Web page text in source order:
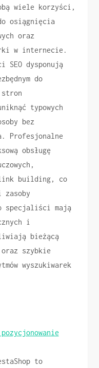
wiele korzyści,
osiągnięcia
oraz
w internecie.
SEO dysponują
do
stron
typowych
bez
Profesjonalne
obsługę
building, co
zasoby
specjaliści mają
i
bieżącą
szybkie
wyszukiwarek
to